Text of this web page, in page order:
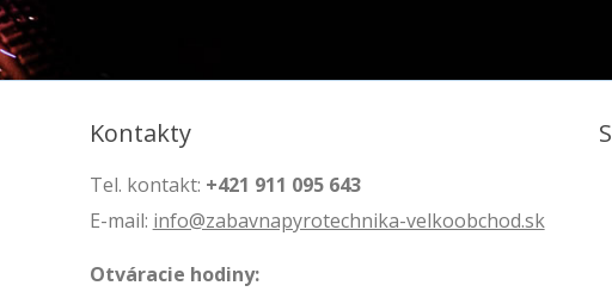
Kontakty
Tel. kontakt: +421 911 095 643
E-mail: info@zabavnapyrotechnika-velkoobchod.sk
Otváracie hodiny: